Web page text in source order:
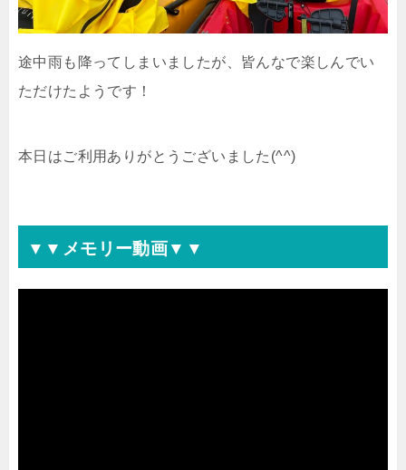
途中雨も降ってしまいましたが、皆んなで楽しんでい
ただけたようです！
本日はご利用ありがとうございました(^^)
▼▼メモリー動画▼▼